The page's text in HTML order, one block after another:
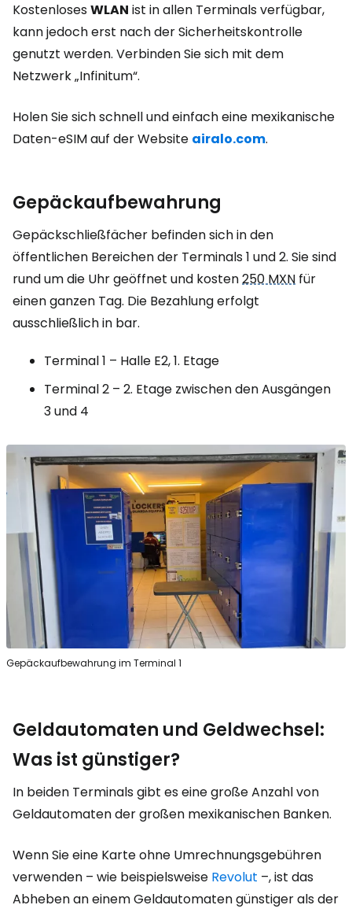
KostenlosesWLAN ist in allen Terminals verfügbar,
kann jedoch erst nach der Sicherheitskontrolle
genutzt werden. Verbinden Sie sich mit dem
Netzwerk „Infinitum“.
Holen Sie sich schnell und einfach eine mexikanische
Daten-eSIM auf der Website airalo.com.
Gepäckaufbewahrung
Gepäckschließfächer befinden sich in den
öffentlichen Bereichen der Terminals 1 und 2. Sie sind
rund um die Uhr geöffnet und kosten250 MXN für
einen ganzen Tag. Die Bezahlung erfolgt
ausschließlich in bar.
Terminal 1 – Halle E2, 1. Etage
Terminal 2 – 2. Etage zwischen den Ausgängen
3 und 4
Gepäckaufbewahrung im Terminal 1
Geldautomaten und Geldwechsel:
Was ist günstiger?
In beiden Terminals gibt es eine große Anzahl von
Geldautomaten der großen mexikanischen Banken.
Wenn Sie eine Karte ohne Umrechnungsgebühren
verwenden – wie beispielsweise Revolut –, ist das
Abheben an einem Geldautomaten günstiger als der